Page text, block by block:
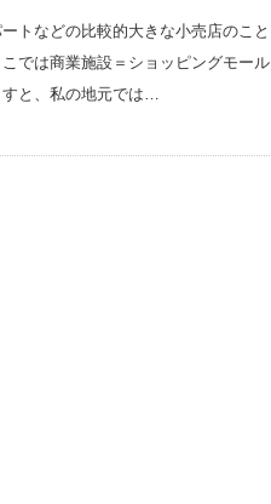
トなどの比較的大きな小売店のこ
では商業施設＝ショッピングモー
すと、私の地元では…